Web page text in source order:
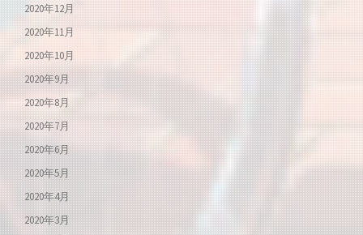
2020年12月
2020年11月
2020年10月
2020年9月
2020年8月
2020年7月
2020年6月
2020年5月
2020年4月
2020年3月